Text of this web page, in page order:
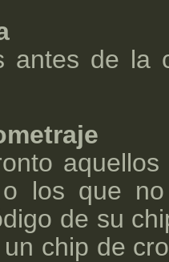
antes de la
los que
de su
chip de